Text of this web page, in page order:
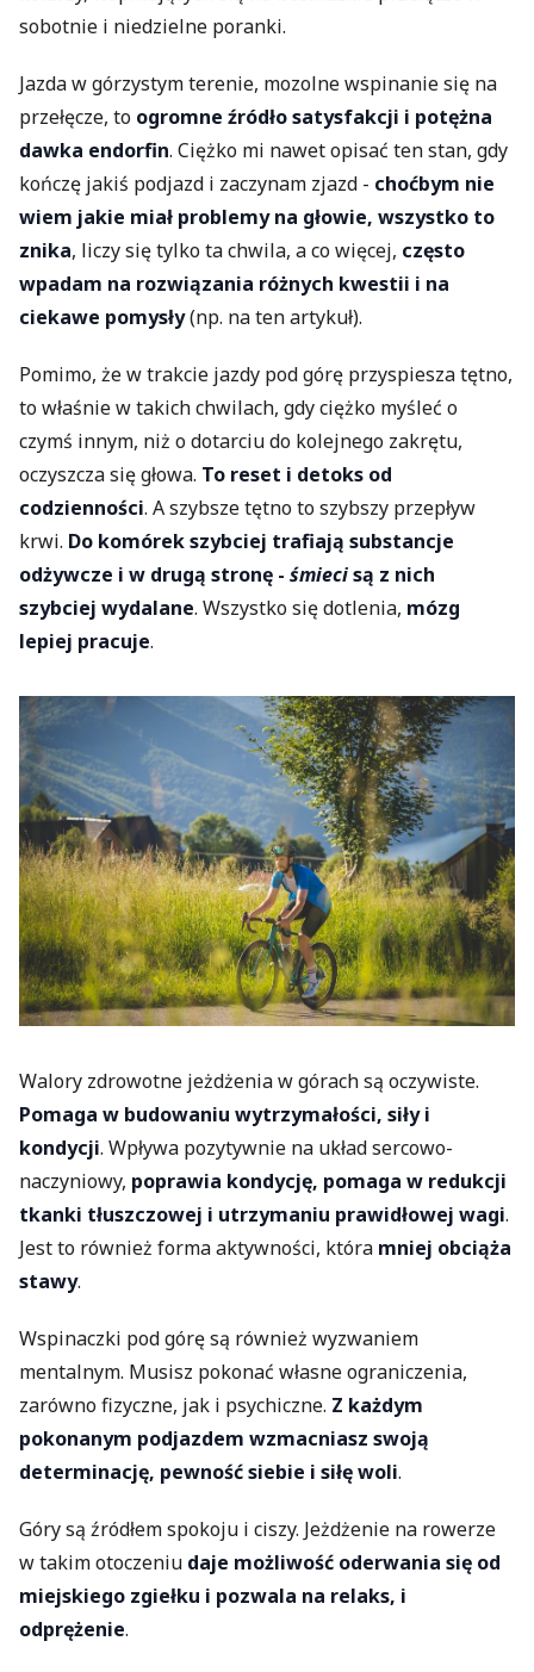
sobotnie i niedzielne poranki.
Jazda w górzystym terenie, mozolne wspinanie się na
przełęcze, to ogromne źródło satysfakcji i potężna
dawka endorfin. Ciężko mi nawet opisać ten stan, gdy
kończę jakiś podjazd i zaczynam zjazd - choćbym nie
wiem jakie miał problemy na głowie, wszystko to
znika, liczy się tylko ta chwila, a co więcej, często
wpadam na rozwiązania różnych kwestii i na
ciekawe pomysły(np. na ten artykuł).
Pomimo, że w trakcie jazdy pod górę przyspiesza tętno,
to właśnie w takich chwilach, gdy ciężko myśleć o
czymś innym, niż o dotarciu do kolejnego zakrętu,
oczyszcza się głowa. To reset i detoks od
codzienności. A szybsze tętno to szybszy przepływ
krwi. Do komórek szybciej trafiają substancje
odżywcze i w drugą stronę - śmiecisą z nich
szybciej wydalane. Wszystko się dotlenia, mózg
lepiej pracuje.
Walory zdrowotne jeżdżenia w górach są oczywiste.
Pomaga w budowaniu wytrzymałości, siły i
kondycji. Wpływa pozytywnie na układ sercowo-
naczyniowy, poprawia kondycję, pomaga w redukcji
tkanki tłuszczowej i utrzymaniu prawidłowej wagi.
Jest to również forma aktywności, która mniej obciąża
stawy.
Wspinaczki pod górę są również wyzwaniem
mentalnym. Musisz pokonać własne ograniczenia,
zarówno fizyczne, jak i psychiczne. Z każdym
pokonanym podjazdem wzmacniasz swoją
determinację, pewność siebie i siłę woli.
Góry są źródłem spokoju i ciszy. Jeżdżenie na rowerze
w takim otoczeniu daje możliwość oderwania się od
miejskiego zgiełku i pozwala na relaks, i
odprężenie.